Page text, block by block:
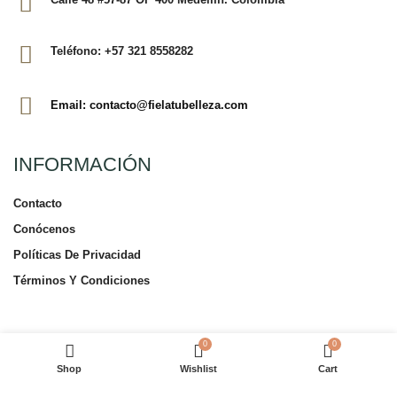
Teléfono: +57 321 8558282
Email: contacto@fielatubelleza.com
INFORMACIÓN
Contacto
Conócenos
Políticas De Privacidad
Términos Y Condiciones
TIENDA EN LÍNEA
Shop
0
Wishlist
0
Cart